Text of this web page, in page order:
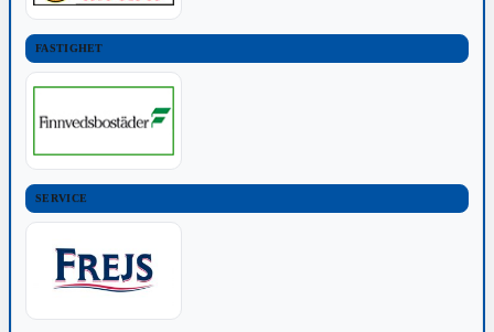
FASTIGHET
SERVICE